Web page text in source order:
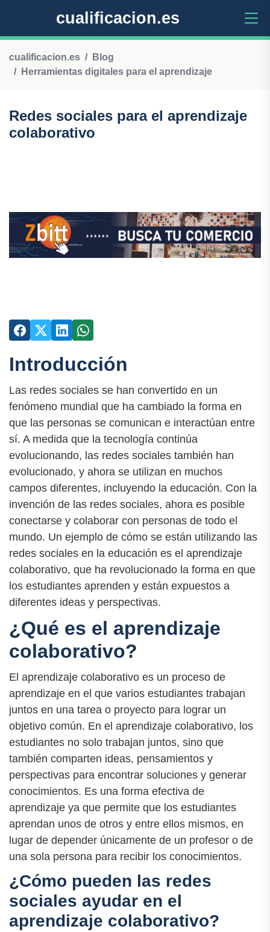
cualificacion.es
cualificacion.es
Blog
Herramientas digitales para el aprendizaje
Redes sociales para el aprendizaje
colaborativo
Introducción
Las redes sociales se han convertido en un
fenómeno mundial que ha cambiado la forma en
que las personas se comunican e interactúan entre
sí. A medida que la tecnología continúa
evolucionando, las redes sociales también han
evolucionado, y ahora se utilizan en muchos
campos diferentes, incluyendo la educación. Con la
invención de las redes sociales, ahora es posible
conectarse y colaborar con personas de todo el
mundo. Un ejemplo de cómo se están utilizando las
redes sociales en la educación es el aprendizaje
colaborativo, que ha revolucionado la forma en que
los estudiantes aprenden y están expuestos a
diferentes ideas y perspectivas.
¿Qué es el aprendizaje
colaborativo?
El aprendizaje colaborativo es un proceso de
aprendizaje en el que varios estudiantes trabajan
juntos en una tarea o proyecto para lograr un
objetivo común. En el aprendizaje colaborativo, los
estudiantes no solo trabajan juntos, sino que
también comparten ideas, pensamientos y
perspectivas para encontrar soluciones y generar
conocimientos. Es una forma efectiva de
aprendizaje ya que permite que los estudiantes
aprendan unos de otros y entre ellos mismos, en
lugar de depender únicamente de un profesor o de
una sola persona para recibir los conocimientos.
¿Cómo pueden las redes
sociales ayudar en el
aprendizaje colaborativo?